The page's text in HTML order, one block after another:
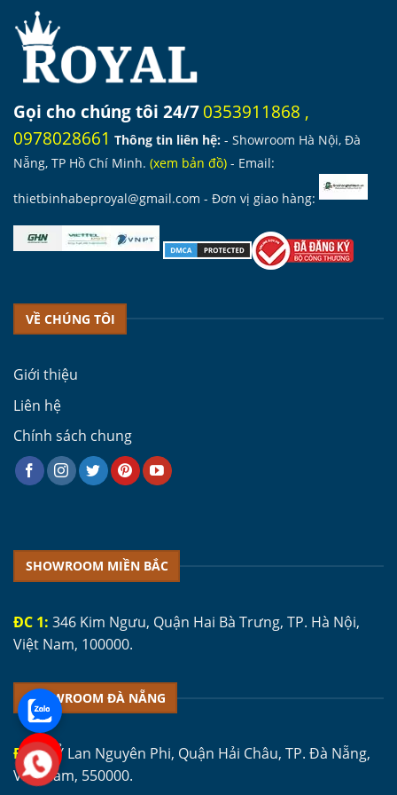
Gọi cho chúng tôi 24/70353911868 ,
0978028661 Thông tin liên hệ: - Showroom Hà Nội, Đà
Nẵng, TP Hồ Chí Minh. (xem bản đồ) - Email:
thietbinhabeproyal@gmail.com - Đơn vị giao hàng:
VỀ CHÚNG TÔI
Giới thiệu
Liên hệ
Chính sách chung
SHOWROOM MIỀN BẮC
ĐC 1: 346 Kim Ngưu, Quận Hai Bà Trưng, TP. Hà Nội,
Việt Nam, 100000.
SHOWROOM ĐÀ NẴNG
ĐC 1:Ỷ Lan Nguyên Phi, Quận Hải Châu, TP. Đà Nẵng,
Việt Nam, 550000.